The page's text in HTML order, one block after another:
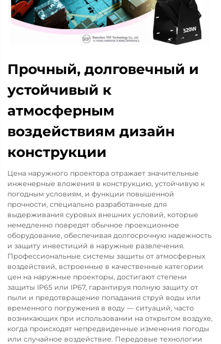
Прочный, долговечный и
устойчивый к
атмосферным
воздействиям дизайн
конструкции
Цена наружного проектора отражает значительные
инженерные вложения в конструкцию, устойчивую к
погодным условиям, и функции повышенной
прочности, специально разработанные для
выдерживания суровых внешних условий, которые
немедленно повредят обычное проекционное
оборудование, обеспечивая долгосрочную надежность
и защиту инвестиций в наружные развлечения.
Профессиональные системы защиты от атмосферных
воздействий, встроенные в качественные категории
цен на наружные проекторы, достигают степени
защиты IP65 или IP67, гарантируя полную защиту от
пыли и предотвращение попадания струй воды или
временного погружения в воду — ситуаций, часто
возникающих при использовании на открытом воздухе,
когда происходят непредвиденные изменения погоды
или случайное воздействие. Передовые технологии